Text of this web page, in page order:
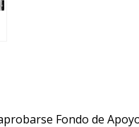
Fondo de